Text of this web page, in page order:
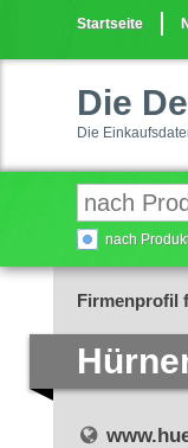
Startseite
Die
Die
nach
Firmenprofil